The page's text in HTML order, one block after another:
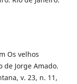
Os velhos
Jorge Amado.
v. 23, n. 11,